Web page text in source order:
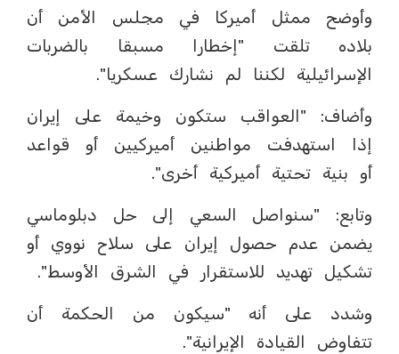
وأوضح ممثل أميركا في مجلس الأمن أن
بلاده تلقت "إخطارا مسبقا بالضربات
الإسرائيلية لكننا لم نشارك عسكريا".
وأضاف: "العواقب ستكون وخيمة على إيران
إذا استهدفت مواطنين أميركيين أو قواعد
أو بنية تحتية أميركية أخرى".
وتابع: "سنواصل السعي إلى حل دبلوماسي
يضمن عدم حصول إيران على سلاح نووي أو
تشكيل تهديد للاستقرار في الشرق الأوسط".
وشدد على أنه "سيكون من الحكمة أن
تتفاوض القيادة الإيرانية".